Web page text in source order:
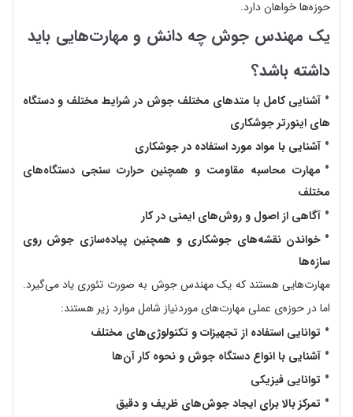
حوزه‌ها خواهان دارد.
یک مهندس جوش چه دانش و مهارت‌هایی باید
داشته باشد؟
آشنایی کامل با متدهای مختلف جوش در شرایط مختلف و دستگاه
های اینورتر جوشکاری
آشنایی با مواد مورد استفاده در جوشکاری
مهارت محاسبه مقاومت و همچنین حرارت‌ سنجی دستگاه‌های
مختلف
آگاهی از اصول و روش‌های ایمنی در کار
خواندن نقشه‌های جوشکاری و همچنین پیاده‌سازی جوش روی
سازه‌ها
مهارت‌هایی هستند که یک مهندس جوش به صورت تئوری یاد می‌گیرد.
اما در حوزه‌ی عملی مهارت‌های موردنیاز شامل موارد زیر هستند:
توانایی استفاده از تجهیزات و تکنولوژی‌های مختلف
آشنایی با انواع دستگاه جوش و نحوه کار آن‌ها
توانایی فیزیکی
تمرکز بالا برای ایجاد جوش‌های ظریف و دقیق